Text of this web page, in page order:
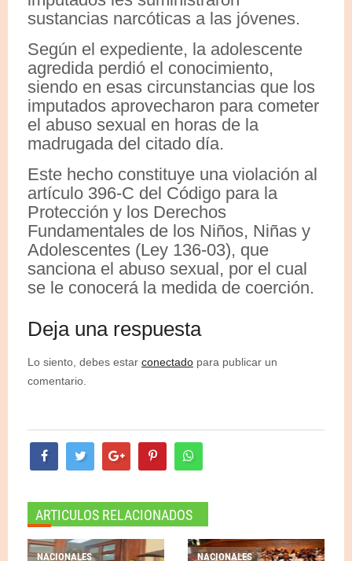
sustancias narcóticas a las jóvenes.
Según el expediente, la adolescente
agredida perdió el conocimiento,
siendo en esas circunstancias que los
imputados aprovecharon para cometer
el abuso sexual en horas de la
madrugada del citado día.
Este hecho constituye una violación al
artículo 396-C del Código para la
Protección y los Derechos
Fundamentales de los Niños, Niñas y
Adolescentes (Ley 136-03), que
sanciona el abuso sexual, por el cual
se le conocerá la medida de coerción.
Deja una respuesta
Lo siento, debes estar conectado para publicar un
comentario.
ARTICULOS RELACIONADOS
NACIONALES NACIONALES